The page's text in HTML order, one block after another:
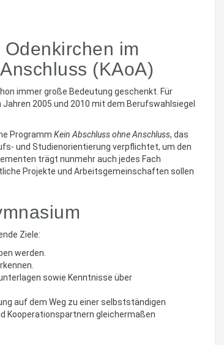
im
(KAoA)
immer große Bedeutung geschenkt. Für
2005 und 2010 mit dem Berufswahlsiegel
Programm Kein Abschluss ohne Anschluss, das
und Studienorientierung verpflichtet, um den
trägt nunmehr auch jedes Fach
Projekte und Arbeitsgemeinschaften sollen
Ziele:
werden.
sowie Kenntnisse über
auf dem Weg zu einer selbstständigen
Kooperationspartnern gleichermaßen